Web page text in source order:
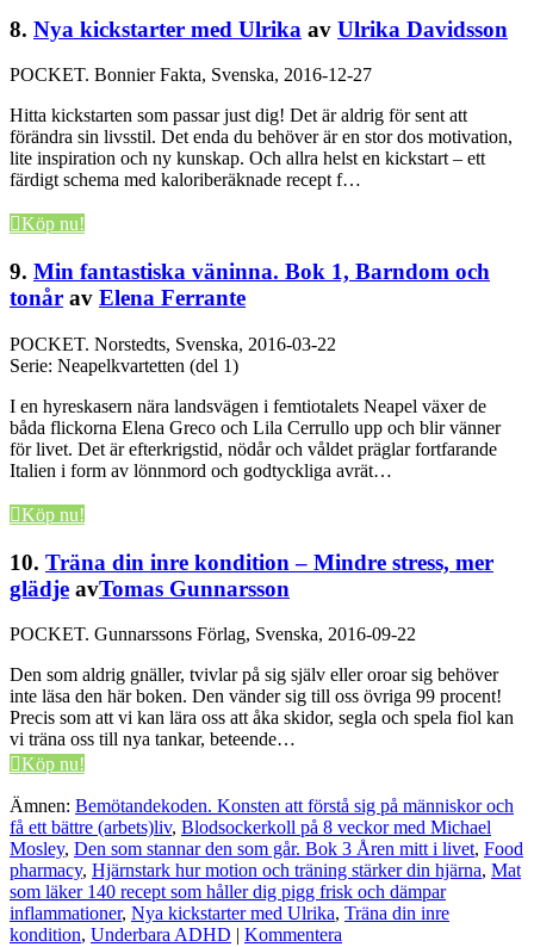
8. Nya kickstarter med Ulrika av Ulrika Davidsson
POCKET. Bonnier Fakta, Svenska, 2016-12-27
Hitta kickstarten som passar just dig! Det är aldrig för sent att
förändra sin livsstil. Det enda du behöver är en stor dos motivation,
lite inspiration och ny kunskap. Och allra helst en kickstart – ett
färdigt schema med kaloriberäknade recept f…
Köp nu!
9. Min fantastiska väninna. Bok 1, Barndom och
tonår av Elena Ferrante
POCKET. Norstedts, Svenska, 2016-03-22
Serie: Neapelkvartetten (del 1)
I en hyreskasern nära landsvägen i femtiotalets Neapel växer de
båda flickorna Elena Greco och Lila Cerrullo upp och blir vänner
för livet. Det är efterkrigstid, nödår och våldet präglar fortfarande
Italien i form av lönnmord och godtyckliga avrät…
Köp nu!
10. Träna din inre kondition – Mindre stress, mer
glädje avTomas Gunnarsson
POCKET. Gunnarssons Förlag, Svenska, 2016-09-22
Den som aldrig gnäller, tvivlar på sig själv eller oroar sig behöver
inte läsa den här boken. Den vänder sig till oss övriga 99 procent!
Precis som att vi kan lära oss att åka skidor, segla och spela fiol kan
vi träna oss till nya tankar, beteende…
Köp nu!
Ämnen: Bemötandekoden. Konsten att förstå sig på människor och
få ett bättre (arbets)liv, Blodsockerkoll på 8 veckor med Michael
Mosley, Den som stannar den som går. Bok 3 Åren mitt i livet, Food
pharmacy, Hjärnstark hur motion och träning stärker din hjärna, Mat
som läker 140 recept som håller dig pigg frisk och dämpar
inflammationer, Nya kickstarter med Ulrika, Träna din inre
kondition, Underbara ADHD | Kommentera